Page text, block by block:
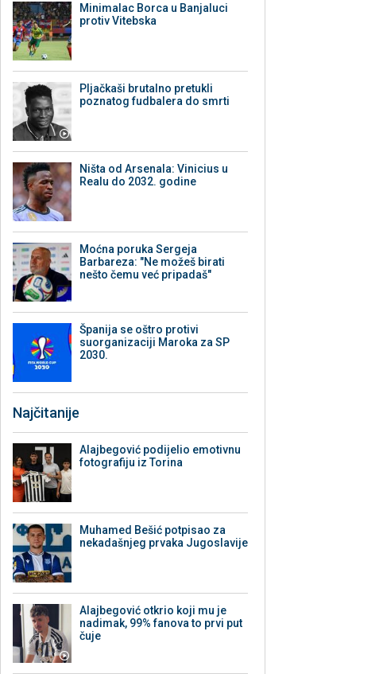
Minimalac Borca u Banjaluci
protiv Vitebska
Pljačkaši brutalno pretukli
poznatog fudbalera do smrti
Ništa od Arsenala: Vinicius u
Realu do 2032. godine
Moćna poruka Sergeja
Barbareza: "Ne možeš birati
nešto čemu već pripadaš"
Španija se oštro protivi
suorganizaciji Maroka za SP
2030.
Najčitanije
Alajbegović podijelio emotivnu
fotografiju iz Torina
Muhamed Bešić potpisao za
nekadašnjeg prvaka Jugoslavije
Alajbegović otkrio koji mu je
nadimak, 99% fanova to prvi put
čuje